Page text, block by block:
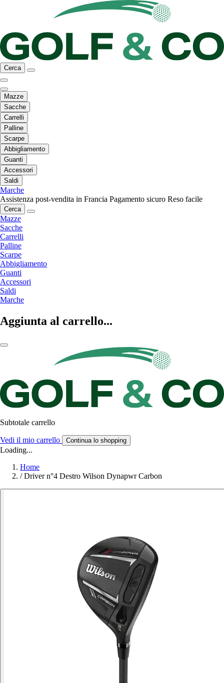
Cerca
Mazze
Sacche
Carrelli
Palline
Scarpe
Abbigliamento
Guanti
Accessori
Saldi
Marche
Assistenza post-vendita in Francia Pagamento sicuro Reso facile
Cerca
Mazze
Sacche
Carrelli
Palline
Scarpe
Abbigliamento
Guanti
Accessori
Saldi
Marche
Aggiunta al carrello...
Subtotale carrello
Vedi il mio carrello Continua lo shopping
Loading...
Home
/ Driver n°4 Destro Wilson Dynapwr Carbon